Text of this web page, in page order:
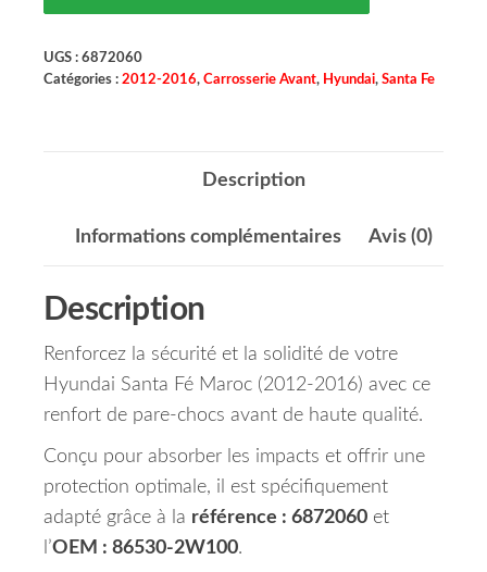
UGS : 6872060
Catégories : 2012-2016, Carrosserie Avant, Hyundai, Santa Fe
Description
Informations complémentaires Avis (0)
Description
Renforcez la sécurité et la solidité de votre
Hyundai Santa Fé Maroc (2012-2016) avec ce
renfort de pare-chocs avant de haute qualité.
Conçu pour absorber les impacts et offrir une
protection optimale, il est spécifiquement
adapté grâce à la référence : 6872060 et
l’OEM : 86530-2W100.